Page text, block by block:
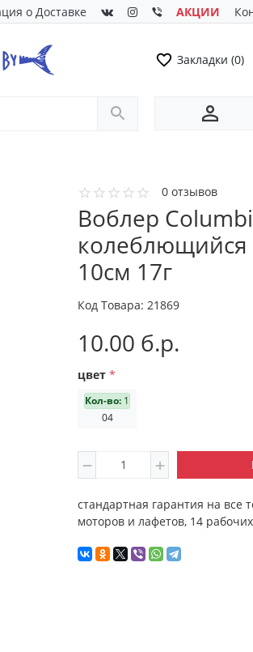
о Доставке АКЦИИ
Закладки (0)
0 отзывов
Воблер
колеблющийся
10см 17г
Код Товара: 21869
10.00 б.р.
цвет
Кол-во: 1
04
стандартная гарантия на все
моторов и лафетов, 14